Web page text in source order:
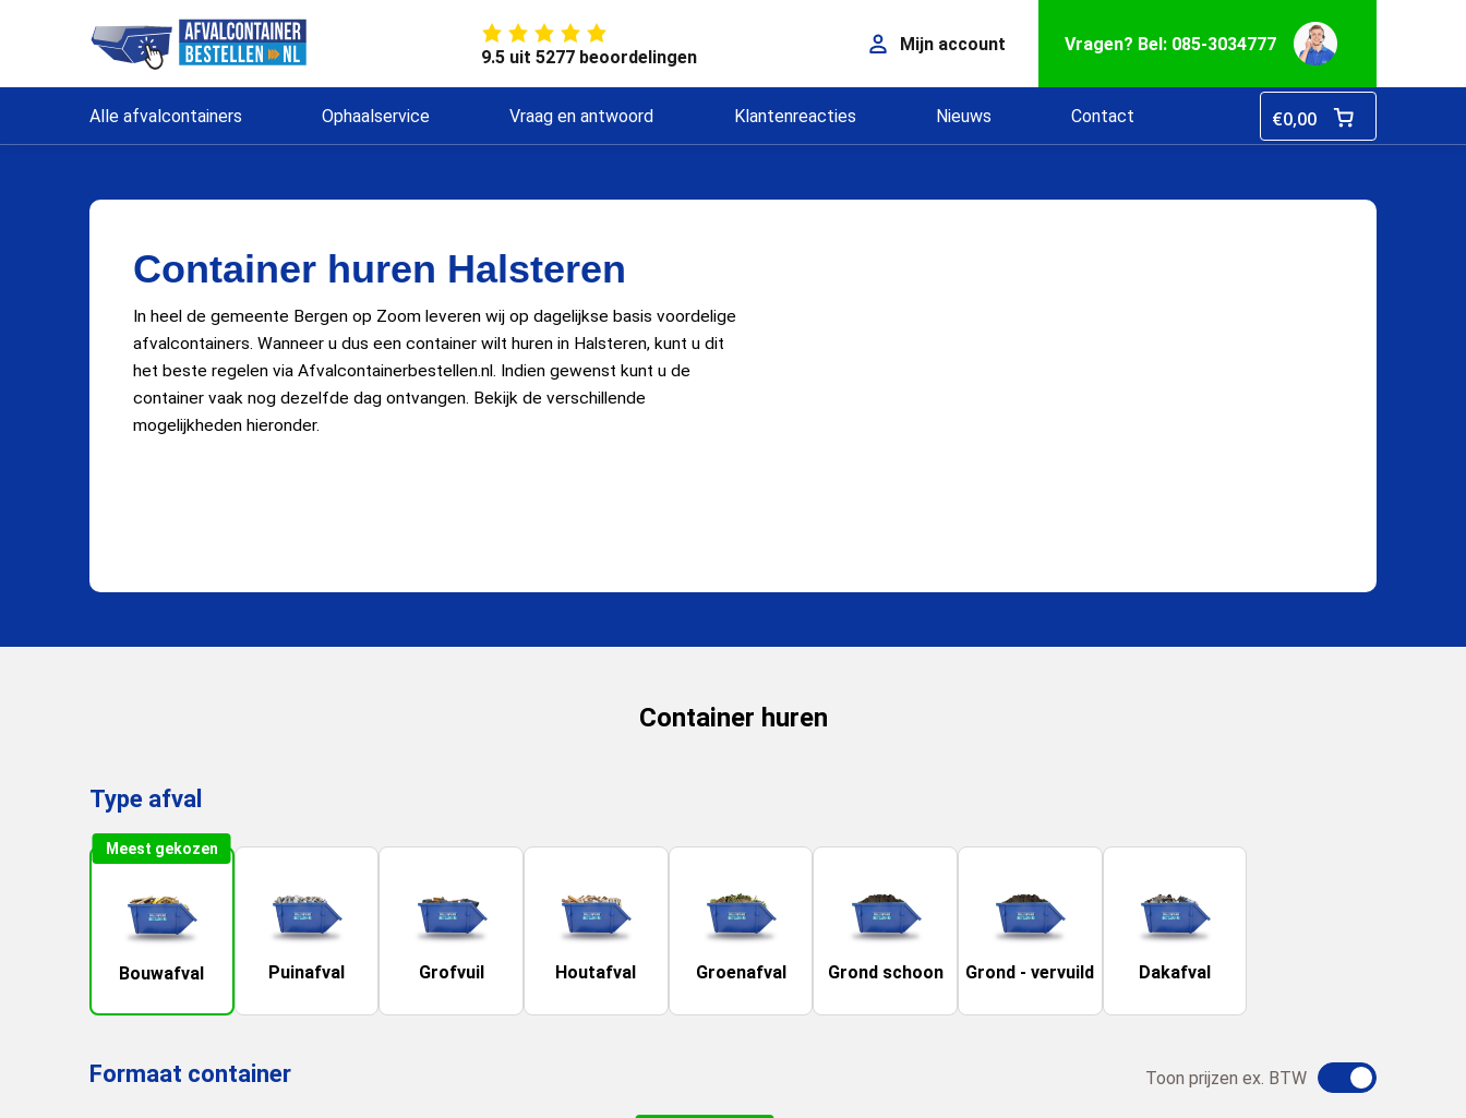
9.5 uit 5277 beoordelingen
Mijn account Vragen? Bel: 085-3034777
Alle afvalcontainers Ophaalservice Vraag en antwoord Klantenreacties Nieuws Contact €0,00
Container huren Halsteren
In heel de gemeente Bergen op Zoom leveren wij op dagelijkse basis voordelige
afvalcontainers. Wanneer u dus een container wilt huren in Halsteren, kunt u dit
het beste regelen via Afvalcontainerbestellen.nl. Indien gewenst kunt u de
container vaak nog dezelfde dag ontvangen. Bekijk de verschillende
mogelijkheden hieronder.
Container huren
Type afval
Meest gekozen
Bouwafval Puinafval Grofvuil Houtafval Groenafval Grond schoon Grond - vervuild Dakafval
Formaat container Toon prijzen ex. BTW